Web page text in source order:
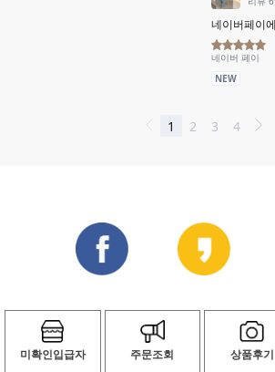
미확인입급자 주문조회 상품후기